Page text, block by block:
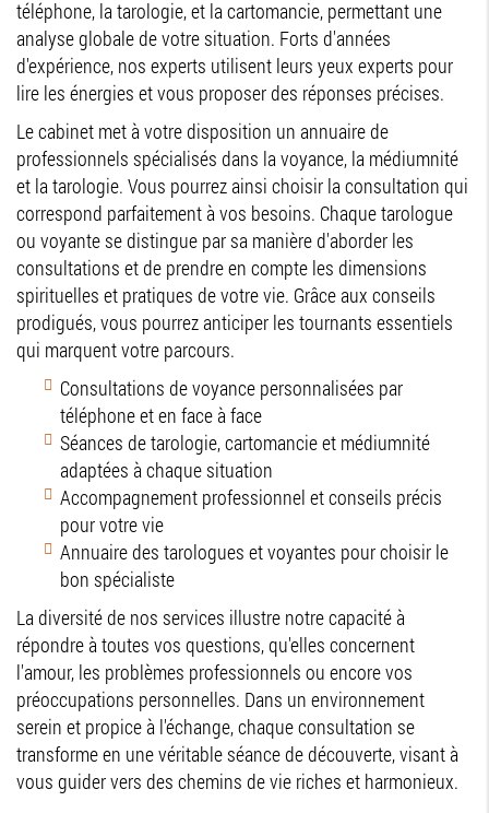
téléphone, la tarologie, et la cartomancie, permettant une
analyse globale de votre situation. Forts d'années
d'expérience, nos experts utilisent leurs yeux experts pour
lire les énergies et vous proposer des réponses précises.
Le cabinet met à votre disposition un annuaire de
professionnels spécialisés dans la voyance, la médiumnité
et la tarologie. Vous pourrez ainsi choisir la consultation qui
correspond parfaitement à vos besoins. Chaque tarologue
ou voyante se distingue par sa manière d'aborder les
consultations et de prendre en compte les dimensions
spirituelles et pratiques de votre vie. Grâce aux conseils
prodigués, vous pourrez anticiper les tournants essentiels
qui marquent votre parcours.
Consultations de voyance personnalisées par
téléphone et en face à face
Séances de tarologie, cartomancie et médiumnité
adaptées à chaque situation
Accompagnement professionnel et conseils précis
pour votre vie
Annuaire des tarologues et voyantes pour choisir le
bon spécialiste
La diversité de nos services illustre notre capacité à
répondre à toutes vos questions, qu'elles concernent
l'amour, les problèmes professionnels ou encore vos
préoccupations personnelles. Dans un environnement
serein et propice à l'échange, chaque consultation se
transforme en une véritable séance de découverte, visant à
vous guider vers des chemins de vie riches et harmonieux.